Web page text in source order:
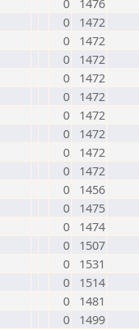
0
1476
0
1472
0
1472
0
1472
0
1472
0
1472
0
1472
0
1472
0
1472
0
1472
0
1456
0
1475
0
1474
0
1507
0
1531
0
1514
0
1481
0
1499